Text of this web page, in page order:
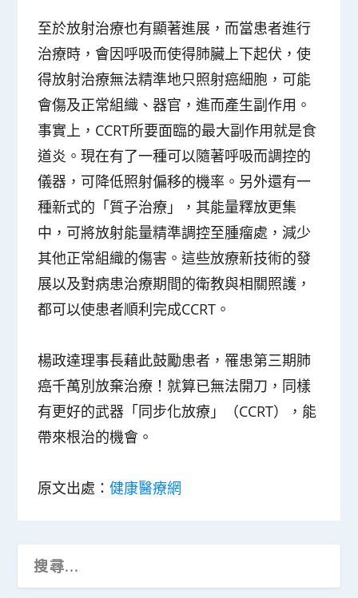
至於放射治療也有顯著進展，而當患者進行
治療時，會因呼吸而使得肺臟上下起伏，使
得放射治療無法精準地只照射癌細胞，可能
會傷及正常組織、器官，進而產生副作用。
事實上，CCRT所要面臨的最大副作用就是食
道炎。現在有了一種可以隨著呼吸而調控的
儀器，可降低照射偏移的機率。另外還有一
種新式的「質子治療」，其能量釋放更集
中，可將放射能量精準調控至腫瘤處，減少
其他正常組織的傷害。這些放療新技術的發
展以及對病患治療期間的衛教與相關照護，
都可以使患者順利完成CCRT。
楊政達理事長藉此鼓勵患者，罹患第三期肺
癌千萬別放棄治療！就算已無法開刀，同樣
有更好的武器「同步化放療」（CCRT），能
帶來根治的機會。
原文出處：健康醫療網